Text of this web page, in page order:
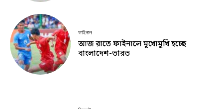
ফাইনাল
আজ রাতে ফাইনালে মুখোমুখি হচ্ছে
বাংলাদেশ-ভারত